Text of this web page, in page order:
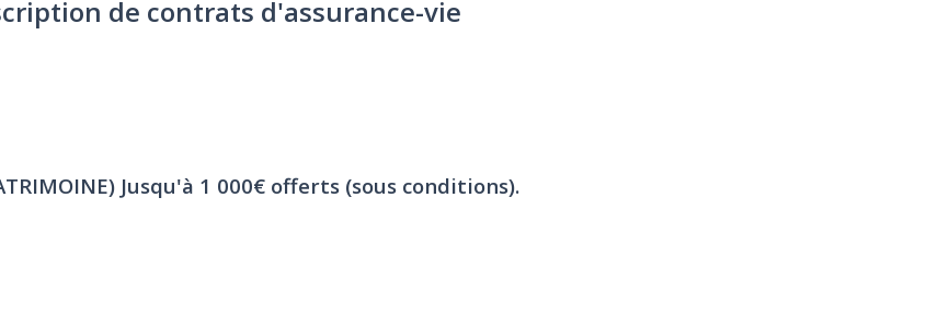
de contrats d'assurance-vie
Jusqu'à 1 000€ offerts (sous conditions).